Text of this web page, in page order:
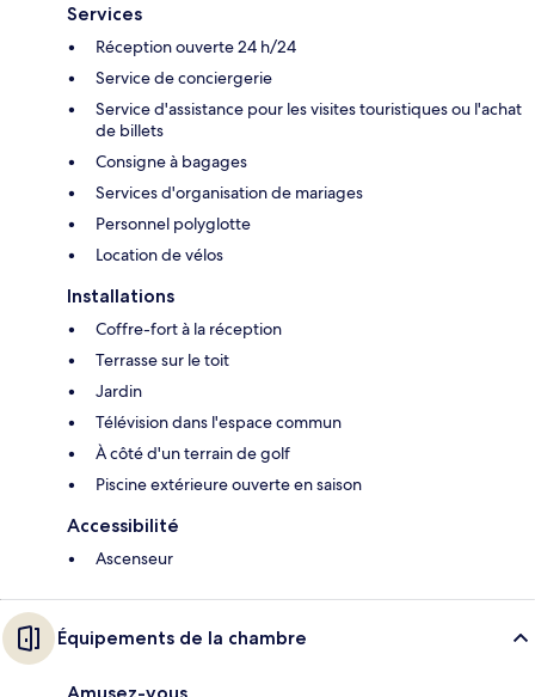
Services
Réception ouverte 24 h/24
Service de conciergerie
Service d'assistance pour les visites touristiques ou l'achat
de billets
Consigne à bagages
Services d'organisation de mariages
Personnel polyglotte
Location de vélos
Installations
Coffre-fort à la réception
Terrasse sur le toit
Jardin
Télévision dans l'espace commun
À côté d'un terrain de golf
Piscine extérieure ouverte en saison
Accessibilité
Ascenseur
Équipements de la chambre